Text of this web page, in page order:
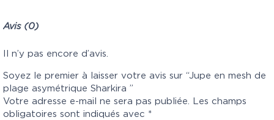
Avis (0)
Il n’y pas encore d’avis.
Soyez le premier à laisser votre avis sur “Jupe en mesh de
plage asymétrique Sharkira ”
Votre adresse e-mail ne sera pas publiée. Les champs
obligatoires sont indiqués avec *